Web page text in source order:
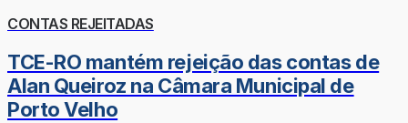
CONTAS REJEITADAS
TCE-RO mantém rejeição das contas de
Alan Queiroz na Câmara Municipal de
Porto Velho